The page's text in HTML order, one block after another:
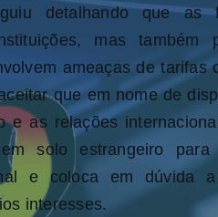
detalhando que
mas também
ameaças de tarifas
que em nome de
e as relações
solo estrangeiro
e coloca em dúvida
interesses.